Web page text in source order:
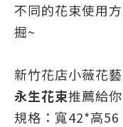
不同的花束使用
掘~
新竹花店小薇花
永生花束推薦給你
規格：寬42*高56